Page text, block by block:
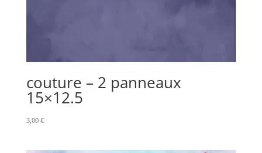
couture – 2 panneaux
15×12.5
3,00 €